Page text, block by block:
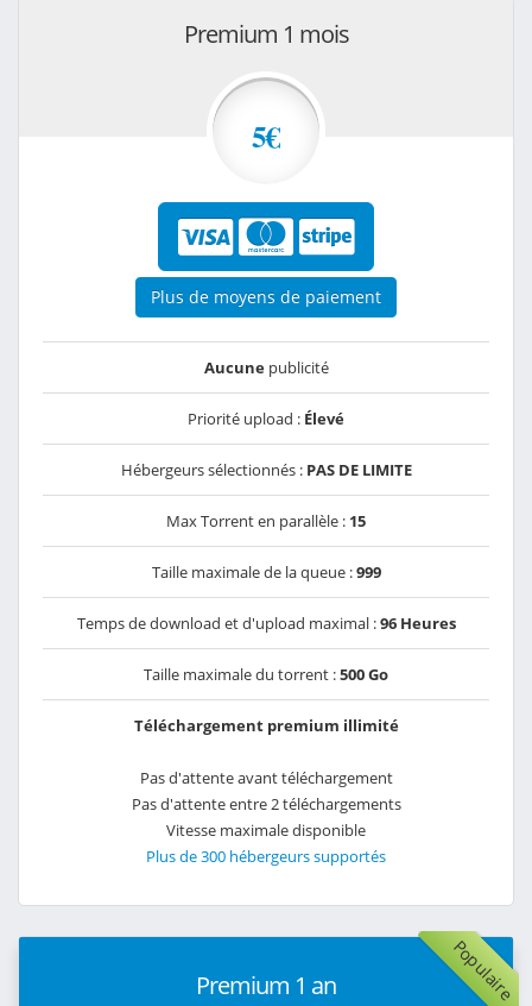
Premium 1 mois
5€
Plus de moyens de paiement
Aucunepublicité
Priorité upload : Élevé
Hébergeurs sélectionnés : PAS DE LIMITE
Max Torrent en parallèle : 15
Taille maximale de la queue :999
Temps de download et d'upload maximal :96 Heures
Taille maximale du torrent :500 Go
Téléchargement premium illimité
Pas d'attente avant téléchargement
Pas d'attente entre 2 téléchargements
Vitesse maximale disponible
Plus de 300 hébergeurs supportés
Populaire
Premium 1 an